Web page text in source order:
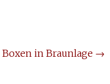
Boxen in Braunlage →